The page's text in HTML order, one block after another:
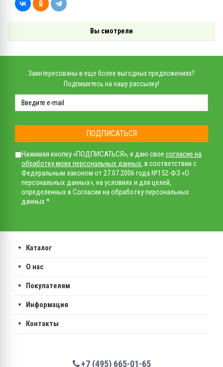
Вы смотрели
Заинтересованы в еще более выгодных предложениях?
Подпишитесь на нашу рассылку!
ПОДПИСАТЬСЯ
Нажимая кнопку «ПОДПИСАТЬСЯ», я даю свое согласие на
обработку моих персональных данных, в соответствии с
Федеральным законом от 27.07.2006 года №152-ФЗ «О
персональных данных», на условиях и для целей,
определенных в Согласии на обработку персональных
данных *
Каталог
О нас
Покупателям
Информация
Контакты
+7 (495) 665-01-65